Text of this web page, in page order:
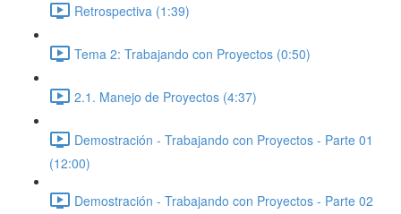
Retrospectiva (1:39)
Tema 2: Trabajando con Proyectos (0:50)
2.1. Manejo de Proyectos (4:37)
Demostración - Trabajando con Proyectos - Parte 01
(12:00)
Demostración - Trabajando con Proyectos - Parte 02